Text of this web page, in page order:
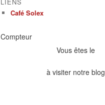
Café Solex
Compteur
Vous êtes le
à visiter notre blog